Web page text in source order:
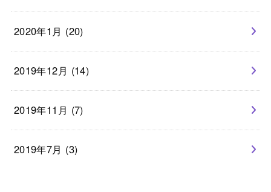
2020年1月 (20)
2019年12月 (14)
2019年11月 (7)
2019年7月 (3)